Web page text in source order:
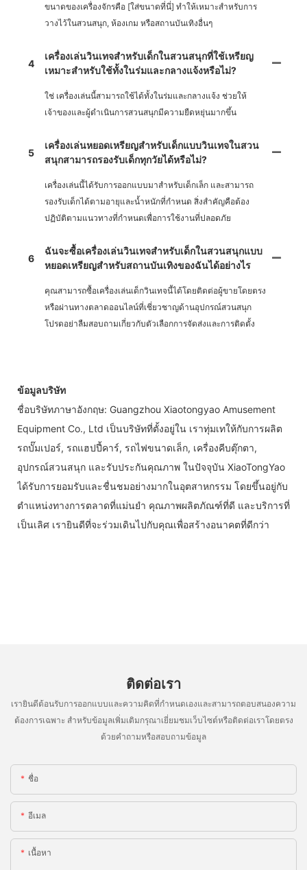
ขนาดของเครื่องจักรคือ [ใส่ขนาดที่นี่] ทำให้เหมาะสำหรับการ
วางไว้ในสวนสนุก, ห้องเกม หรือสถานบันเทิงอื่นๆ
4
เครื่องเล่นวินเทจสำหรับเด็กในสวนสนุกที่ใช้เหรียญ
เหมาะสำหรับใช้ทั้งในร่มและกลางแจ้งหรือไม่?
ใช่ เครื่องเล่นนี้สามารถใช้ได้ทั้งในร่มและกลางแจ้ง ช่วยให้
เจ้าของและผู้ดำเนินการสวนสนุกมีความยืดหยุ่นมากขึ้น
5
เครื่องเล่นหยอดเหรียญสำหรับเด็กแบบวินเทจในสวน
สนุกสามารถรองรับเด็กทุกวัยได้หรือไม่?
เครื่องเล่นนี้ได้รับการออกแบบมาสำหรับเด็กเล็ก และสามารถ
รองรับเด็กได้ตามอายุและน้ำหนักที่กำหนด สิ่งสำคัญคือต้อง
ปฏิบัติตามแนวทางที่กำหนดเพื่อการใช้งานที่ปลอดภัย
6
ฉันจะซื้อเครื่องเล่นวินเทจสำหรับเด็กในสวนสนุกแบบ
หยอดเหรียญสำหรับสถานบันเทิงของฉันได้อย่างไร
คุณสามารถซื้อเครื่องเล่นเด็กวินเทจนี้ได้โดยติดต่อผู้ขายโดยตรง
หรือผ่านทางตลาดออนไลน์ที่เชี่ยวชาญด้านอุปกรณ์สวนสนุก
โปรดอย่าลืมสอบถามเกี่ยวกับตัวเลือกการจัดส่งและการติดตั้ง
ข้อมูลบริษัท
ชื่อบริษัทภาษาอังกฤษ: Guangzhou Xiaotongyao Amusement
Equipment Co., Ltd เป็นบริษัทที่ตั้งอยู่ใน เราทุ่มเทให้กับการผลิต
รถบั๊มเปอร์, รถแฮปปี้คาร์, รถไฟขนาดเล็ก, เครื่องคีบตุ๊กตา,
อุปกรณ์สวนสนุก และรับประกันคุณภาพ ในปัจจุบัน XiaoTongYao
ได้รับการยอมรับและชื่นชมอย่างมากในอุตสาหกรรม โดยขึ้นอยู่กับ
ตำแหน่งทางการตลาดที่แม่นยำ คุณภาพผลิตภัณฑ์ที่ดี และบริการที่
เป็นเลิศ เรายินดีที่จะร่วมเดินไปกับคุณเพื่อสร้างอนาคตที่ดีกว่า
ติดต่อเรา
เรายินดีต้อนรับการออกแบบและความคิดที่กำหนดเองและสามารถตอบสนองความ
ต้องการเฉพาะ สำหรับข้อมูลเพิ่มเติมกรุณาเยี่ยมชมเว็บไซต์หรือติดต่อเราโดยตรง
ด้วยคำถามหรือสอบถามข้อมูล
ชื่อ
อีเมล
เนื้อหา